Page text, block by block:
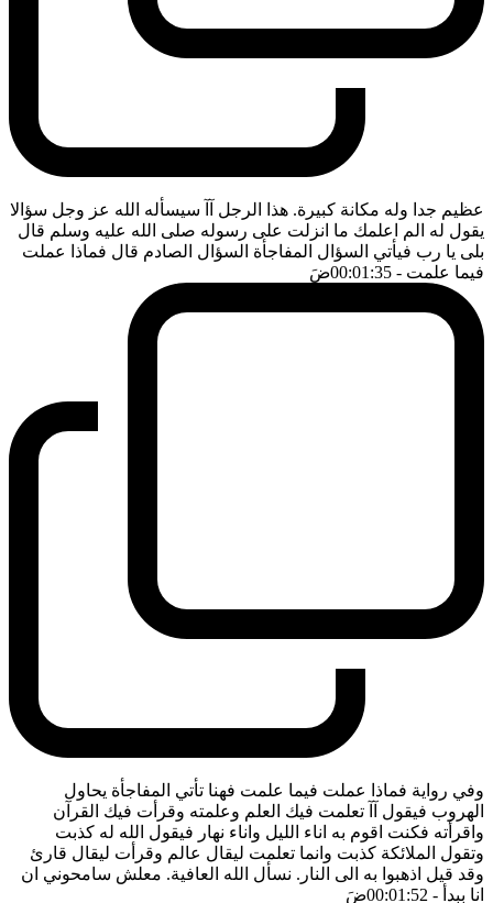
عظيم جدا وله مكانة كبيرة. هذا الرجل آآ سيسأله الله عز وجل سؤالا
يقول له الم اعلمك ما انزلت على رسوله صلى الله عليه وسلم قال
بلى يا رب فيأتي السؤال المفاجأة السؤال الصادم قال فماذا عملت
فيما علمت - 00:01:35 ضَ
وفي رواية فماذا عملت فيما علمت فهنا تأتي المفاجأة يحاول
الهروب فيقول آآ تعلمت فيك العلم وعلمته وقرأت فيك القرآن
واقرأته فكنت اقوم به اناء الليل واناء نهار فيقول الله له كذبت
وتقول الملائكة كذبت وانما تعلمت ليقال عالم وقرأت ليقال قارئ
وقد قيل اذهبوا به الى النار. نسأل الله العافية. معلش سامحوني ان
انا ببدأ - 00:01:52 ضَ